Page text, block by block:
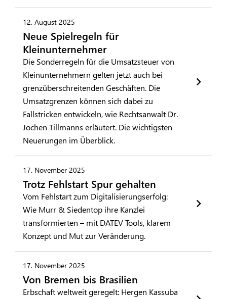
12. August 2025
Neue Spielregeln für
Kleinunternehmer
Die Sonderregeln für die Umsatzsteuer von
Kleinunternehmern gelten jetzt auch bei
grenzüberschreitenden Geschäften. Die
Umsatzgrenzen können sich dabei zu
Fallstricken entwickeln, wie Rechtsanwalt Dr.
Jochen Tillmanns erläutert. Die wichtigsten
Neuerungen im Überblick.
17. November 2025
Trotz Fehlstart Spur gehalten
Vom Fehlstart zum Digitalisierungserfolg:
Wie Murr & Siedentop ihre Kanzlei
transformierten – mit DATEV Tools, klarem
Konzept und Mut zur Veränderung.
17. November 2025
Von Bremen bis Brasilien
Erbschaft weltweit geregelt: Hergen Kassuba